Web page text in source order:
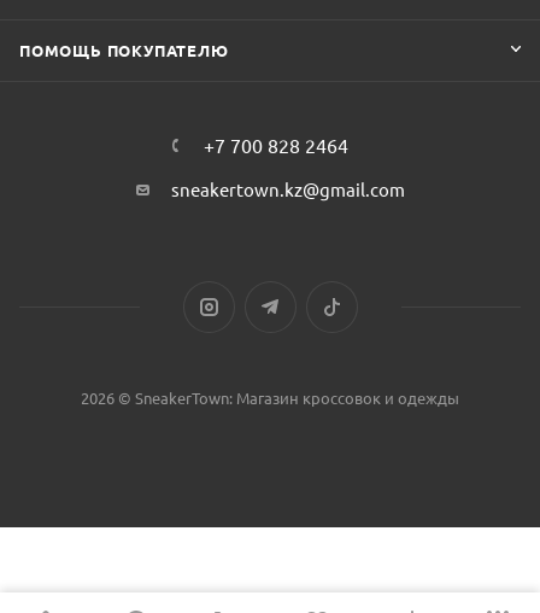
ПОМОЩЬ ПОКУПАТЕЛЮ
+7 700 828 2464
sneakertown.kz@gmail.com
2026 © SneakerTown: Магазин кроссовок и одежды